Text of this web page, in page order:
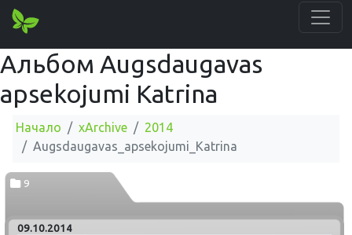
Альбом Augsdaugavas
apsekojumi Katrina
Начало xArchive
2014
Augsdaugavas_apsekojumi_Katrina
9
09.10.2014